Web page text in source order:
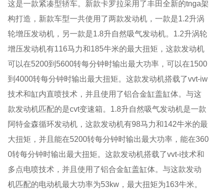
这是一款紧凑型轿车。新款卡罗拉采用了丰田全新的tnga架
构打造，新款车型一共使用了两款发动机，一款是1.2升涡
轮增压发动机，另一款是1.8升自然吸气发动机。1.2升涡轮
增压发动机有116马力和185牛米的最大扭矩，这款发动机
可以在5200到5600转每分钟时输出最大功率，可以在1500
到4000转每分钟时输出最大扭矩。这款发动机搭载了vvt-iw
技术和缸内直喷技术，并且使用了铝合金缸盖缸体。与这
款发动机匹配的是cvt变速箱。1.8升自然吸气发动机是一款
阿特金森循环发动机，这款发动机有98马力和142牛米的最
大扭矩，并且能在5200转每分钟时输出最大功率，能在360
0转每分钟时输出最大扭矩。这款发动机搭载了vvt-i技术和
多点电喷技术，并且使用了铝合金缸盖缸体。与这款发动
机匹配的电动机最大功率为53kw，最大扭矩为163牛米。